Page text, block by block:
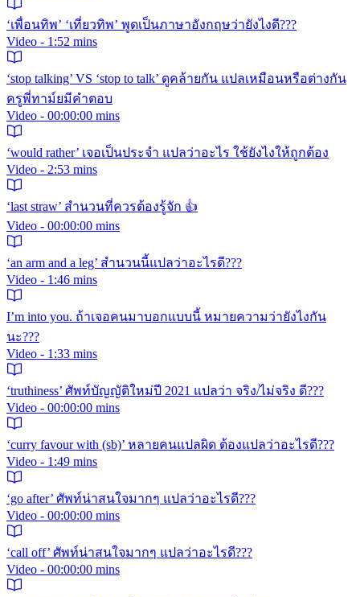
‘เพื่อนทิพ’ ‘เที่ยวทิพ’ พูดเป็นภาษาอังกฤษว่ายังไงดี???
Video - 1:52 mins
‘stop talking’ VS ‘stop to talk’ ดูคล้ายกัน แปลเหมือนหรือต่างกัน
ครูพี่ทาม์ยมีคำตอบ
Video - 00:00:00 mins
‘would rather’ เจอเป็นประจำ แปลว่าอะไร ใช้ยังไงให้ถูกต้อง
Video - 2:53 mins
‘last straw’ สำนวนที่ควรต้องรู้จัก 👍
Video - 00:00:00 mins
‘an arm and a leg’ สำนวนนี้แปลว่าอะไรดี???
Video - 1:46 mins
I’m into you. ถ้าเจอคนมาบอกแบบนี้ หมายความว่ายังไงกัน
นะ???
Video - 1:33 mins
‘truthiness’ ศัพท์บัญญัติใหม่ปี 2021 แปลว่า จริง/ไม่จริง ดี???
Video - 00:00:00 mins
‘curry favour with (sb)’ หลายคนแปลผิด ต้องแปลว่าอะไรดี???
Video - 1:49 mins
‘go after’ ศัพท์น่าสนใจมากๆ แปลว่าอะไรดี???
Video - 00:00:00 mins
‘call off’ ศัพท์น่าสนใจมากๆ แปลว่าอะไรดี???
Video - 00:00:00 mins